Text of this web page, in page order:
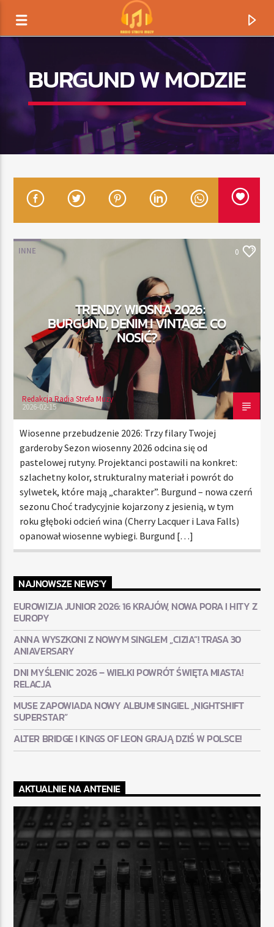
TYTUŁ
RADIO STREFA MUZY
00:00 24:00
BURGUND W MODZIE
INNE 0
TRENDY WIOSNA 2026:
BURGUND, DENIM I VINTAGE. CO
NOSIĆ?
Redakcja Radia Strefa Muzy
2026-02-15
Wiosenne przebudzenie 2026: Trzy filary Twojej
garderoby Sezon wiosenny 2026 odcina się od
pastelowej rutyny. Projektanci postawili na konkret:
szlachetny kolor, strukturalny materiał i powrót do
sylwetek, które mają „charakter”. Burgund – nowa czerń
sezonu Choć tradycyjnie kojarzony z jesienią, w tym
roku głęboki odcień wina (Cherry Lacquer i Lava Falls)
opanował wiosenne wybiegi. Burgund […]
NAJNOWSZE NEWS'Y
EUROWIZJA JUNIOR 2026: 16 KRAJÓW, NOWA PORA I HITY Z
EUROPY
ANNA WYSZKONI Z NOWYM SINGLEM „CIZIA”! TRASA 30
ANIAVERSARY
DNI MYŚLENIC 2026 – WIELKI POWRÓT ŚWIĘTA MIASTA!
RELACJA
MUSE ZAPOWIADA NOWY ALBUM! SINGIEL „NIGHTSHIFT
SUPERSTAR”
ALTER BRIDGE I KINGS OF LEON GRAJĄ DZIŚ W POLSCE!
AKTUALNIE NA ANTENIE